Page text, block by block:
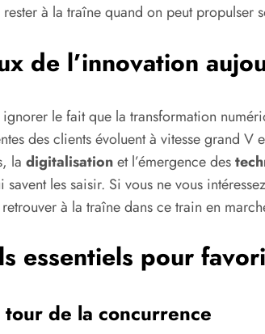
à la traîne quand on peut propulser
de l’innovation
le fait que la transformation
des clients évoluent à vitesse grand
la digitalisationet l’émergence des
les saisir. Si vous ne vous
à la traîne dans ce train en
essentiels pour
tour de la concurrence